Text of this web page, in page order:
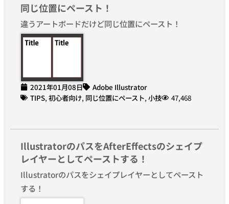
同じ位置にペースト！
違うアートボードだけど同じ位置にペースト！
2021年01月08日
Adobe Illustrator
TIPS, 初心者向け, 同じ位置にペースト, 小技 47,468
IllustratorのパスをAfterEffectsのシェイプ
レイヤーとしてペーストする！
Illustratorのパスをシェイプレイヤーとしてペースト
する！